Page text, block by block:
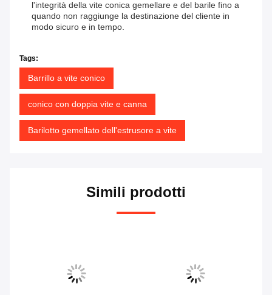
l'integrità della vite conica gemellare e del barile fino a
quando non raggiunge la destinazione del cliente in
modo sicuro e in tempo.
Tags:
Barrillo a vite conico
conico con doppia vite e canna
Barilotto gemellato dell'estrusore a vite
Simili prodotti